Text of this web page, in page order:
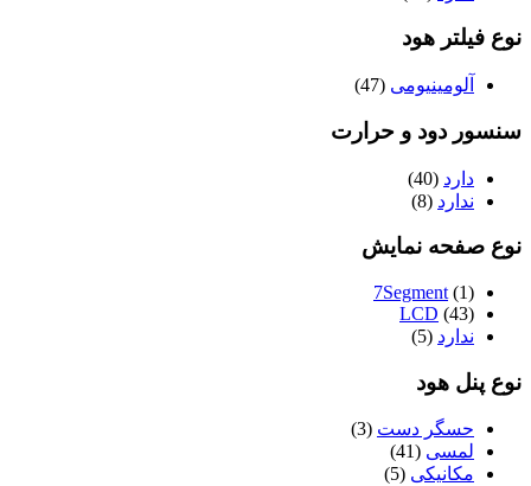
نوع فیلتر هود
آلومینیومی (47)
سنسور دود و حرارت
دارد (40)
ندارد (8)
نوع صفحه نمایش
7Segment (1)
LCD (43)
ندارد (5)
نوع پنل هود
حسگر دست (3)
لمسی (41)
مکانیکی (5)